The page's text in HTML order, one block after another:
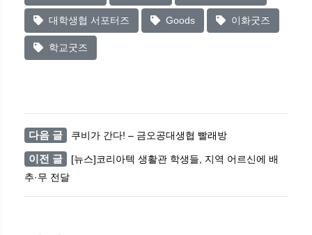
대학생협 서포터즈 Goods 이화굿즈
학교굿즈
다음 글 쿠비가 간다! – 금오공대생협 빨래방
이전 글
[뉴스]코리아텍 생활관 학생들, 지역 어르신에 배
추·무 전달